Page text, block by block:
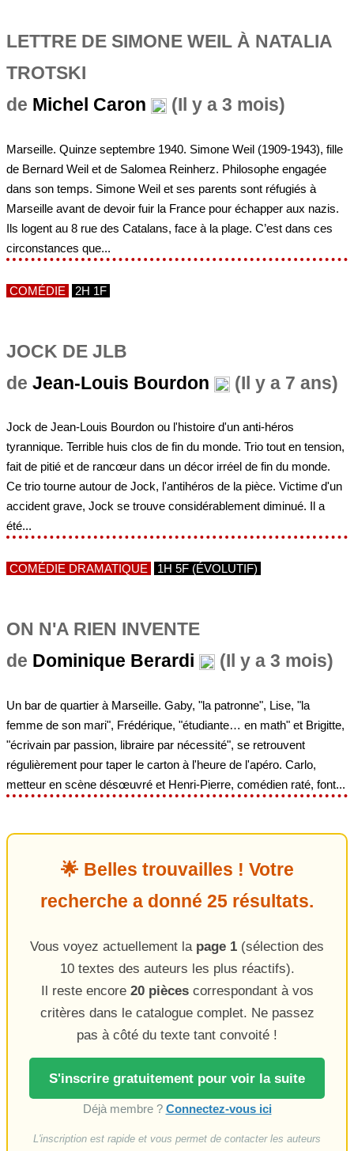
LETTRE DE SIMONE WEIL À NATALIA
TROTSKI
de Michel Caron (Il y a 3 mois)
Marseille. Quinze septembre 1940. Simone Weil (1909-1943), fille
de Bernard Weil et de Salomea Reinherz. Philosophe engagée
dans son temps. Simone Weil et ses parents sont réfugiés à
Marseille avant de devoir fuir la France pour échapper aux nazis.
Ils logent au 8 rue des Catalans, face à la plage. C’est dans ces
circonstances que...
COMÉDIE 2H 1F
JOCK DE JLB
de Jean-Louis Bourdon (Il y a 7 ans)
Jock de Jean-Louis Bourdon ou l'histoire d'un anti-héros
tyrannique. Terrible huis clos de fin du monde. Trio tout en tension,
fait de pitié et de rancœur dans un décor irréel de fin du monde.
Ce trio tourne autour de Jock, l'antihéros de la pièce. Victime d'un
accident grave, Jock se trouve considérablement diminué. Il a
été...
COMÉDIE DRAMATIQUE 1H 5F (ÉVOLUTIF)
ON N'A RIEN INVENTE
de Dominique Berardi (Il y a 3 mois)
Un bar de quartier à Marseille. Gaby, "la patronne", Lise, "la
femme de son mari", Frédérique, "étudiante… en math" et Brigitte,
"écrivain par passion, libraire par nécessité", se retrouvent
régulièrement pour taper le carton à l'heure de l'apéro. Carlo,
metteur en scène désœuvré et Henri-Pierre, comédien raté, font...
🌟 Belles trouvailles ! Votre
recherche a donné 25 résultats.
Vous voyez actuellement la page 1 (sélection des
10 textes des auteurs les plus réactifs).
Il reste encore 20 piècescorrespondant à vos
critères dans le catalogue complet. Ne passez
pas à côté du texte tant convoité !
S'inscrire gratuitement pour voir la suite
Déjà membre ? Connectez-vous ici
L'inscription est rapide et vous permet de contacter les auteurs